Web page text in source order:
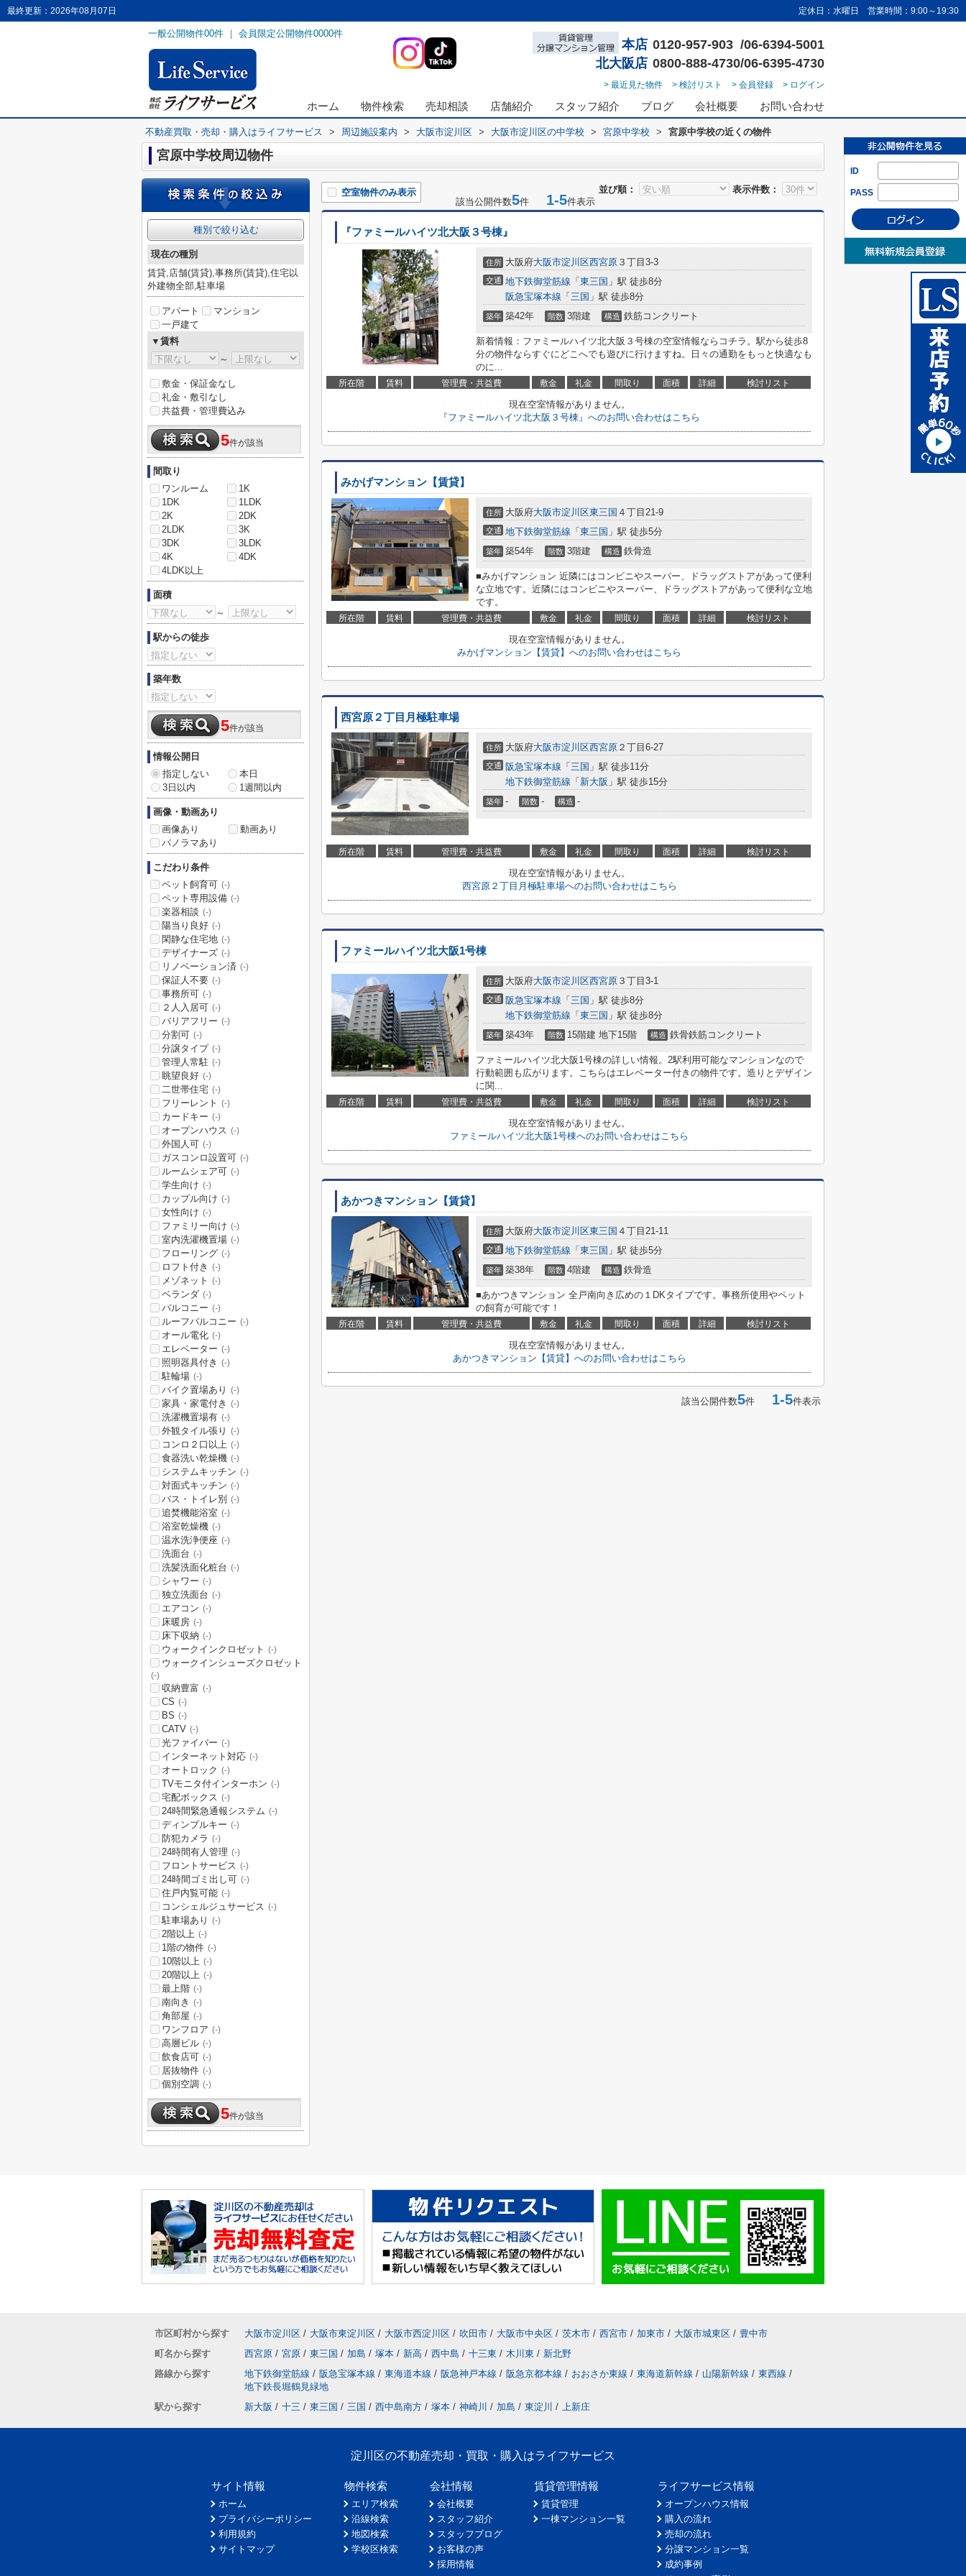
最終更新：2026年08月07日 定休日：水曜日 営業時間：9:00～19:30
一般公開物件00件 ｜ 会員限定公開物件0000件
本店 0120-957-903 /06-6394-5001
北大阪店 0800-888-4730/06-6395-4730
> 最近見た物件 > 検討リスト > 会員登録 > ログイン
ホーム 物件検索 売却相談 店舗紹介 スタッフ紹介 ブログ 会社概要 お問い合わせ
ID
PASS
不動産買取・売却・購入はライフサービス > 周辺施設案内 > 大阪市淀川区 > 大阪市淀川区の中学校 > 宮原中学校 > 宮原中学校の近くの物件
宮原中学校周辺物件
並び順： 表示件数：
空室物件のみ表示
該当公開件数5件 1-5件表示
『ファミールハイツ北大阪３号棟』
住所 大阪府大阪市淀川区西宮原 ３丁目3-3
交通 地下鉄御堂筋線 「 東三国 」駅 徒歩8分
阪急宝塚本線 「 三国 」駅 徒歩8分
築年 築42年 階数 3階建 構造 鉄筋コンクリート
新着情報：ファミールハイツ北大阪３号棟の空室情報ならコチラ。駅から徒歩8
分の物件ならすぐにどこへでも遊びに行けますね。日々の通勤をもっと快適なも
のに...
所在階 賃料 管理費・共益費 敷金 礼金 間取り 面積 詳細 検討リスト
現在空室情報がありません。
『ファミールハイツ北大阪３号棟』へのお問い合わせはこちら
みかげマンション【賃貸】
住所 大阪府大阪市淀川区東三国 ４丁目21-9
交通 地下鉄御堂筋線 「 東三国 」駅 徒歩5分
築年 築54年 階数 3階建 構造 鉄骨造
■みかげマンション 近隣にはコンビニやスーパー、ドラッグストアがあって便利
な立地です。近隣にはコンビニやスーパー、ドラッグストアがあって便利な立地
です。
所在階 賃料 管理費・共益費 敷金 礼金 間取り 面積 詳細 検討リスト
現在空室情報がありません。
みかげマンション【賃貸】へのお問い合わせはこちら
西宮原２丁目月極駐車場
住所 大阪府大阪市淀川区西宮原 ２丁目6-27
交通 阪急宝塚本線 「 三国 」駅 徒歩11分
地下鉄御堂筋線 「 新大阪 」駅 徒歩15分
築年 - 階数 - 構造 -
所在階 賃料 管理費・共益費 敷金 礼金 間取り 面積 詳細 検討リスト
現在空室情報がありません。
西宮原２丁目月極駐車場へのお問い合わせはこちら
ファミールハイツ北大阪1号棟
住所 大阪府大阪市淀川区西宮原 ３丁目3-1
交通 阪急宝塚本線 「 三国 」駅 徒歩8分
地下鉄御堂筋線 「 東三国 」駅 徒歩8分
築年 築43年 階数 15階建 地下15階 構造 鉄骨鉄筋コンクリート
ファミールハイツ北大阪1号棟の詳しい情報。2駅利用可能なマンションなので
行動範囲も広がります。こちらはエレベーター付きの物件です。造りとデザイン
に関...
所在階 賃料 管理費・共益費 敷金 礼金 間取り 面積 詳細 検討リスト
現在空室情報がありません。
ファミールハイツ北大阪1号棟へのお問い合わせはこちら
あかつきマンション【賃貸】
住所 大阪府大阪市淀川区東三国 ４丁目21-11
交通 地下鉄御堂筋線 「 東三国 」駅 徒歩5分
築年 築38年 階数 4階建 構造 鉄骨造
■あかつきマンション 全戸南向き広めの１DKタイプです。事務所使用やペット
の飼育が可能です！
所在階 賃料 管理費・共益費 敷金 礼金 間取り 面積 詳細 検討リスト
現在空室情報がありません。
あかつきマンション【賃貸】へのお問い合わせはこちら
該当公開件数5件 1-5件表示
種別で絞り込む
現在の種別
賃貸,店舗(賃貸),事務所(賃貸),住宅以
外建物全部,駐車場
アパート
マンション
一戸建て
▼賃料
～
敷金・保証金なし
礼金・敷引なし
共益費・管理費込み
5件が該当
間取り
ワンルーム
1K
1DK
1LDK
2K
2DK
2LDK
3K
3DK
3LDK
4K
4DK
4LDK以上
面積
～
駅からの徒歩
築年数
5件が該当
情報公開日
指定しない
本日
3日以内
1週間以内
画像・動画あり
画像あり
動画あり
パノラマあり
こだわり条件
ペット飼育可 (-)
ペット専用設備 (-)
楽器相談 (-)
陽当り良好 (-)
閑静な住宅地 (-)
デザイナーズ (-)
リノベーション済 (-)
保証人不要 (-)
事務所可 (-)
２人入居可 (-)
バリアフリー (-)
分割可 (-)
分譲タイプ (-)
管理人常駐 (-)
眺望良好 (-)
二世帯住宅 (-)
フリーレント (-)
カードキー (-)
オープンハウス (-)
外国人可 (-)
ガスコンロ設置可 (-)
ルームシェア可 (-)
学生向け (-)
カップル向け (-)
女性向け (-)
ファミリー向け (-)
室内洗濯機置場 (-)
フローリング (-)
ロフト付き (-)
メゾネット (-)
ベランダ (-)
バルコニー (-)
ルーフバルコニー (-)
オール電化 (-)
エレベーター (-)
照明器具付き (-)
駐輪場 (-)
バイク置場あり (-)
家具・家電付き (-)
洗濯機置場有 (-)
外観タイル張り (-)
コンロ２口以上 (-)
食器洗い乾燥機 (-)
システムキッチン (-)
対面式キッチン (-)
バス・トイレ別 (-)
追焚機能浴室 (-)
浴室乾燥機 (-)
温水洗浄便座 (-)
洗面台 (-)
洗髪洗面化粧台 (-)
シャワー (-)
独立洗面台 (-)
エアコン (-)
床暖房 (-)
床下収納 (-)
ウォークインクロゼット (-)
ウォークインシューズクロゼット
(-)
収納豊富 (-)
CS (-)
BS (-)
CATV (-)
光ファイバー (-)
インターネット対応 (-)
オートロック (-)
TVモニタ付インターホン (-)
宅配ボックス (-)
24時間緊急通報システム (-)
ディンプルキー (-)
防犯カメラ (-)
24時間有人管理 (-)
フロントサービス (-)
24時間ゴミ出し可 (-)
住戸内覧可能 (-)
コンシェルジュサービス (-)
駐車場あり (-)
2階以上 (-)
1階の物件 (-)
10階以上 (-)
20階以上 (-)
最上階 (-)
南向き (-)
角部屋 (-)
ワンフロア (-)
高層ビル (-)
飲食店可 (-)
居抜物件 (-)
個別空調 (-)
5件が該当
市区町村から探す 大阪市淀川区 / 大阪市東淀川区 / 大阪市西淀川区 / 吹田市 / 大阪市中央区 / 茨木市 / 西宮市 / 加東市 / 大阪市城東区 / 豊中市
町名から探す
西宮原 / 宮原 / 東三国 / 加島 / 塚本 / 新高 / 西中島 / 十三東 / 木川東 / 新北野
路線から探す
地下鉄御堂筋線 / 阪急宝塚本線 / 東海道本線 / 阪急神戸本線 / 阪急京都本線 / おおさか東線 / 東海道新幹線 / 山陽新幹線 / 東西線 /
地下鉄長堀鶴見緑地
駅から探す
新大阪 / 十三 / 東三国 / 三国 / 西中島南方 / 塚本 / 神崎川 / 加島 / 東淀川 / 上新庄
淀川区の不動産売却・買取・購入はライフサービス
サイト情報
ホーム
プライバシーポリシー
利用規約
サイトマップ
物件検索
エリア検索
沿線検索
地図検索
学校区検索
会社情報
会社概要
スタッフ紹介
スタッフブログ
お客様の声
採用情報
賃貸管理情報
賃貸管理
一棟マンション一覧
ライフサービス情報
オープンハウス情報
購入の流れ
売却の流れ
分譲マンション一覧
成約事例